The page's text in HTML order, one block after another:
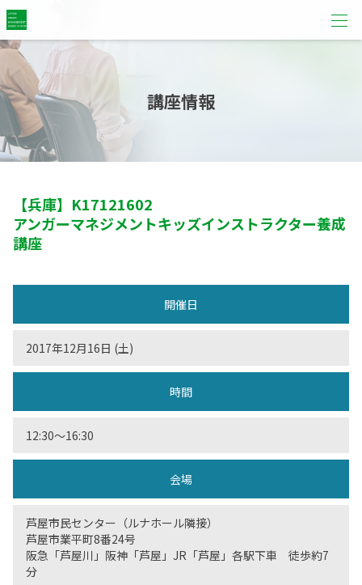
講座情報
【兵庫】 K17121602
アンガーマネジメントキッズインストラクター養成
講座
開催日
2017年12月16日 (土)
時間
12:30〜16:30
会場
芦屋市民センター（ルナホール隣接）
芦屋市業平町8番24号
阪急「芦屋川」阪神「芦屋」JR「芦屋」各駅下車 徒歩約7
分